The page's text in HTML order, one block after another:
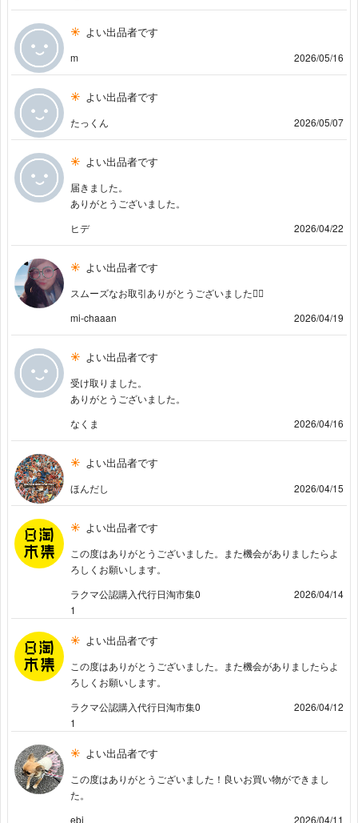
よい出品者です
m 2026/05/16
よい出品者です
たっくん 2026/05/07
よい出品者です
届きました。
ありがとうございました。
ヒデ
2026/04/22
よい出品者です
スムーズなお取引ありがとうございました🙇‍♀️
mi-chaaan
2026/04/19
よい出品者です
受け取りました。
ありがとうございました。
なくま
2026/04/16
よい出品者です
ほんだし 2026/04/15
よい出品者です
この度はありがとうございました。また機会がありましたらよ
ろしくお願いします。
ラクマ公認購入代行日淘市集0
1
2026/04/14
よい出品者です
この度はありがとうございました。また機会がありましたらよ
ろしくお願いします。
ラクマ公認購入代行日淘市集0
1
2026/04/12
よい出品者です
この度はありがとうございました！良いお買い物ができまし
た。
ebi
2026/04/11